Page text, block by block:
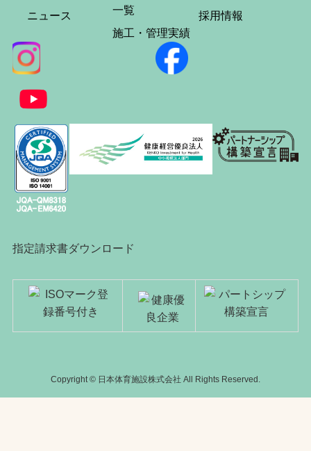
ニュース
一覧
施工・管理実績
採用情報
指定請求書ダウンロード
Copyright © 日本体育施設株式会社 All Rights Reserved.